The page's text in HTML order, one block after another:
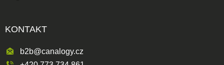
KONTAKT
b2b@canalogy.cz